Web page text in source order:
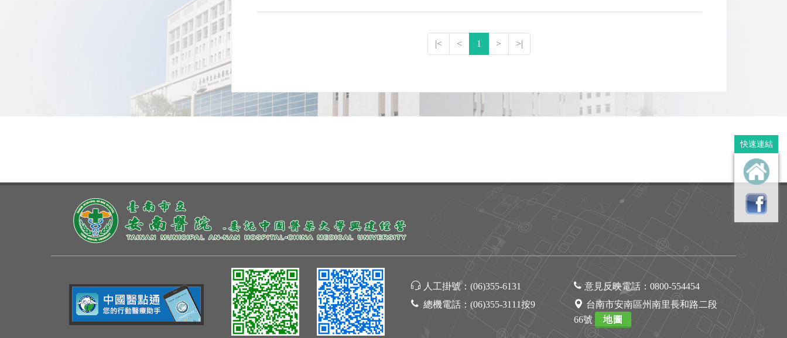
|< < 1 > >|
快速連結
人工掛號： (06)355-6131
總機電話： (06)355-3111按9
意見反映電話： 0800-554454
台南市安南區州南里長和路二段
66號
地圖